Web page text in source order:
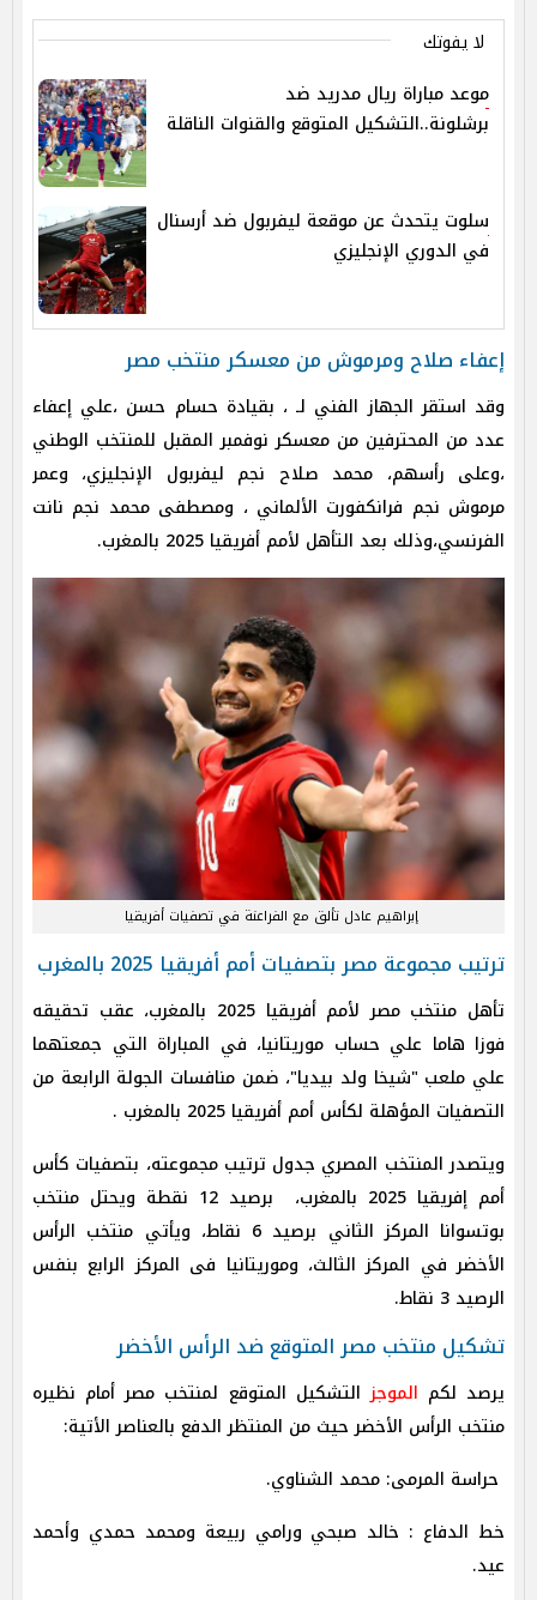
لا يفوتك
موعد مباراة ريال مدريد ضد
برشلونة..التشكيل المتوقع والقنوات الناقلة
سلوت يتحدث عن موقعة ليفربول ضد أرسنال
في الدوري الإنجليزي
إعفاء صلاح ومرموش من معسكر منتخب مصر
وقد استقر الجهاز الفني لـ ، بقيادة حسام حسن ،علي إعفاء
عدد من المحترفين من معسكر نوفمبر المقبل للمنتخب الوطني
،وعلى رأسهم، محمد صلاح نجم ليفربول الإنجليزي، وعمر
مرموش نجم فرانكفورت الألماني ، ومصطفى محمد نجم نانت
الفرنسي،وذلك بعد التأهل لأمم أفريقيا 2025 بالمغرب.
إبراهيم عادل تألق مع الفراعنة في تصفيات أفريقيا
ترتيب مجموعة مصر بتصفيات أمم أفريقيا 2025 بالمغرب
تأهل منتخب مصر لأمم أفريقيا 2025 بالمغرب، عقب تحقيقه
فوزا هاما علي حساب موريتانيا، في المباراة التي جمعتهما
علي ملعب "شيخا ولد بيديا"، ضمن منافسات الجولة الرابعة من
التصفيات المؤهلة لكأس أمم أفريقيا 2025 بالمغرب .
ويتصدر المنتخب المصري جدول ترتيب مجموعته، بتصفيات كأس
أمم إفريقيا 2025 بالمغرب، برصيد 12 نقطة ويحتل منتخب
بوتسوانا المركز الثاني برصيد 6 نقاط، ويأتي منتخب الرأس
الأخضر في المركز الثالث، وموريتانيا فى المركز الرابع بنفس
الرصيد 3 نقاط.
تشكيل منتخب مصر المتوقع ضد الرأس الأخضر
يرصد لكم الموجزالتشكيل المتوقع لمنتخب مصر أمام نظيره
منتخب الرأس الأخضر حيث من المنتظر الدفع بالعناصر الأتية:
حراسة المرمى: محمد الشناوي.
خط الدفاع : خالد صبحي ورامي ربيعة ومحمد حمدي وأحمد
عيد.